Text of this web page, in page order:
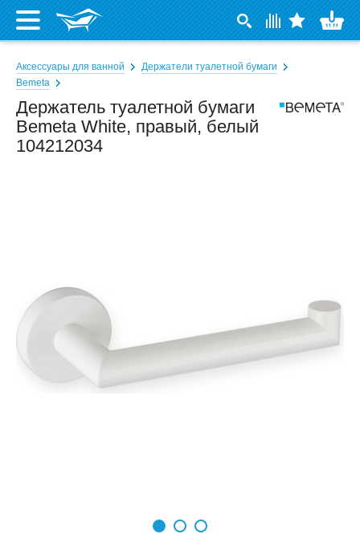
Аксессуары для ванной
Держатели туалетной бумаги
Bemeta
Держатель туалетной бумаги
Bemeta White, правый, белый
104212034